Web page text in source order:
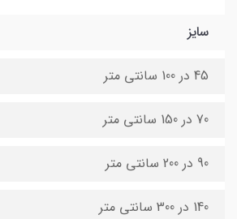
سایز
45 در 100 سانتی متر
70 در 150 سانتی متر
90 در 200 سانتی متر
140 در 300 سانتی متر